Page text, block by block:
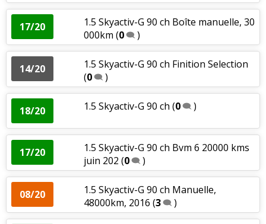
17/20
1.5 Skyactiv-G 90 ch Boîte manuelle, 30
000km (0 )
14/20
1.5 Skyactiv-G 90 ch Finition Selection
(0 )
18/20 1.5 Skyactiv-G 90 ch (0 )
17/20
1.5 Skyactiv-G 90 ch Bvm 6 20000 kms
juin 202 (0 )
08/20
1.5 Skyactiv-G 90 ch Manuelle,
48000km, 2016 (3 )